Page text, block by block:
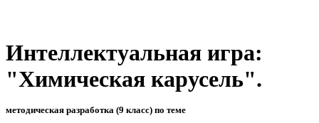
Интеллектуальная игра:
"Химическая карусель".
методическая разработка (9 класс) по теме